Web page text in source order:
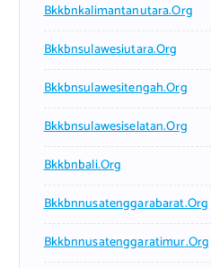
Bkkbnkalimantanutara.org
Bkkbnsulawesiutara.org
Bkkbnsulawesitengah.org
Bkkbnsulawesiselatan.org
Bkkbnbali.org
Bkkbnnusatenggarabarat.org
Bkkbnnusatenggaratimur.org